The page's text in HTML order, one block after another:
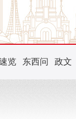
览 东西问 政文